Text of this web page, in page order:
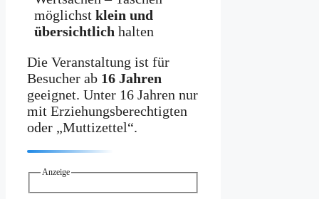
möglichst klein und
übersichtlich halten
Die Veranstaltung ist für
Besucher ab 16 Jahren
geeignet. Unter 16 Jahren nur
mit Erziehungsberechtigten
oder „Muttizettel“.
Anzeige